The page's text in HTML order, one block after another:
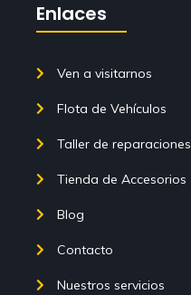
Enlaces
Ven a visitarnos
Flota de Vehículos
Taller de reparaciones
Tienda de Accesorios
Blog
Contacto
Nuestros servicios